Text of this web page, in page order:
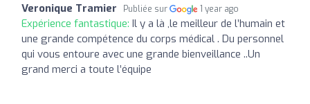
Veronique Tramier Publiée sur 1 year ago
Expérience fantastique: Il y a là ,le meilleur de l’humain et
une grande compétence du corps médical . Du personnel
qui vous entoure avec une grande bienveillance ..Un
grand merci a toute l’équipe